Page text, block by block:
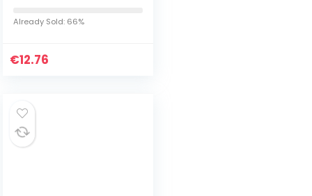
085CD-OC-AZ
Already Sold: 66%
€12.76